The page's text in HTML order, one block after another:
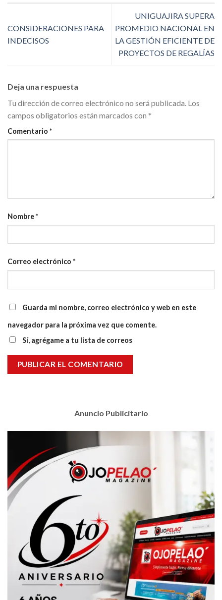
CONSIDERACIONES PARA
INDECISOS
UNIGUAJIRA SUPERA
PROMEDIO NACIONAL EN
LA GESTIÓN EFICIENTE DE
PROYECTOS DE REGALÍAS
Deja una respuesta
Tu dirección de correo electrónico no será publicada. Los
campos obligatorios están marcados con *
Comentario *
Nombre*
Correo electrónico *
Guarda mi nombre, correo electrónico y web en este
navegador para la próxima vez que comente.
Sí, agrégame a tu lista de correos
Anuncio Publicitario